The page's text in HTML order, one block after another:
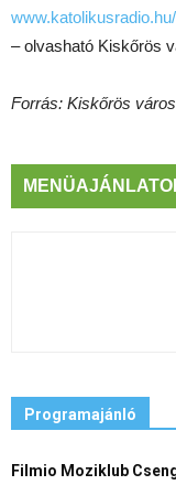
– olvasható Kiskőrös
Forrás: Kiskőrös
Programajánló
Filmio Moziklub